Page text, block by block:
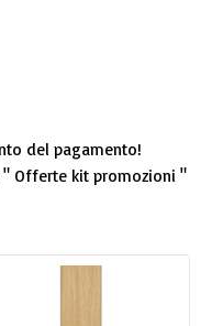
del pagamento!
Offerte kit promozioni "